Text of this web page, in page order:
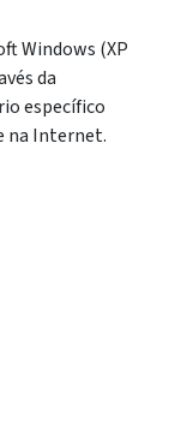
Windows (XP
da
específico
na Internet.